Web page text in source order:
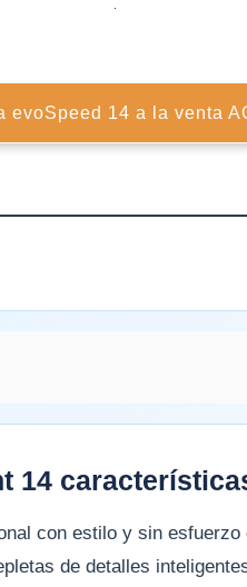
evoSpeed 14 a la venta
14
con estilo y sin
de detalles